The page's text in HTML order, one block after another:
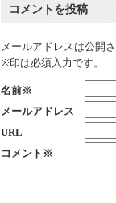
コメントを投稿
メールアドレスは公開
※印は必須入力です。
名前※
メールアドレス
URL
コメント※